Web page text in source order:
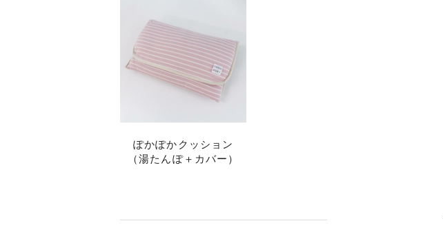
ぽかぽかクッション
（湯たんぽ＋カバー）